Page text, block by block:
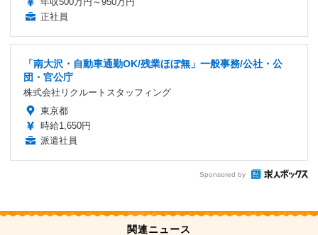
正社員
「南大沢・自動車通勤OK/残業ほぼ無」一般事務/公社・公
団・官公庁
株式会社リクルートスタッフィング
東京都
時給1,650円
派遣社員
Sponsored by
関連ニュース